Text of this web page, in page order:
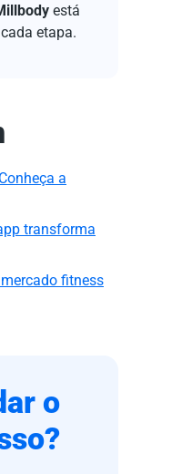
está
etapa.
a
transforma
fitness
o